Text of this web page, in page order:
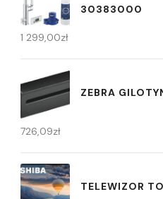
30383000
1 299,00zł
ZEBRA
726,09zł
TELEWIZOR